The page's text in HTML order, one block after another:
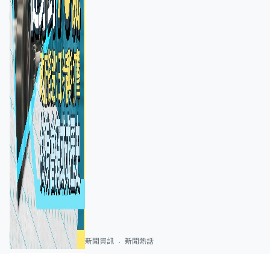
新聞資訊 新聞熱話